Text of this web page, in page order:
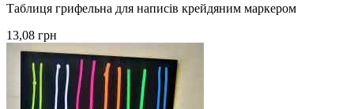
Таблиця грифельна для написів крейдяним маркером
13,08 грн